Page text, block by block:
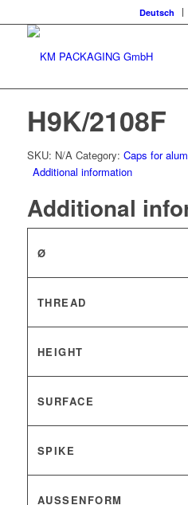
Deutsch
H9K/2108F
SKU: N/A Category: Caps for
Additional information
Additional
Ø
THREAD
HEIGHT
SURFACE
SPIKE
AUSSENFORM